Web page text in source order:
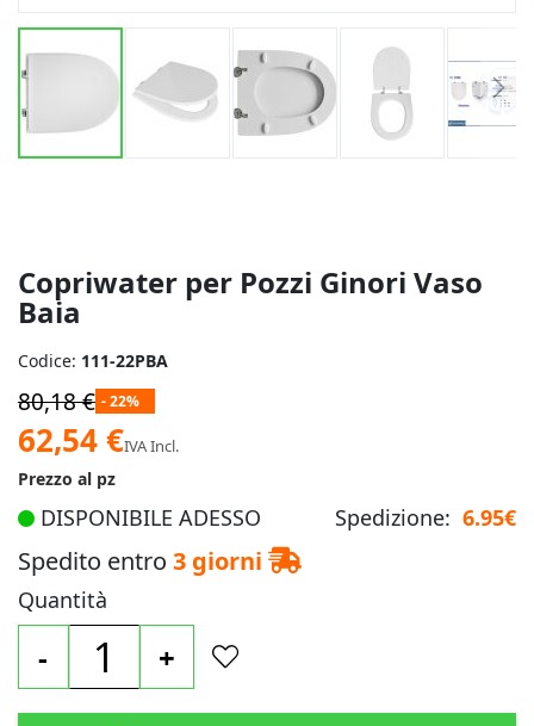
Copriwater per Pozzi Ginori Vaso
Baia
immagini
Codice: 111-22PBA
80,18 € - 22%
Prezzo
speciale
62,54 €IVA Incl.
Prezzo al pz
DISPONIBILE ADESSO Spedizione: 6.95€
Spedito entro 3 giorni
Quantità
- +